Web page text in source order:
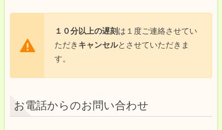
１０分以上の遅刻 は１度ご連絡させてい
ただき キャンセルとさせていただきま
す。
お電話からのお問い合わせ